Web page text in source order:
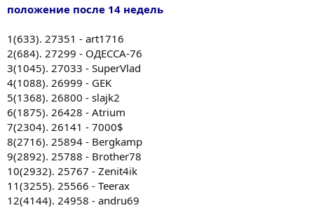
положение после 14 недель
1(633). 27351 - art1716
2(684). 27299 - ОДЕССА-76
3(1045). 27033 - SuperVlad
4(1088). 26999 - GEK
5(1368). 26800 - slajk2
6(1875). 26428 - Atrium
7(2304). 26141 - 7000$
8(2716). 25894 - Bergkamp
9(2892). 25788 - Brother78
10(2932). 25767 - Zenit4ik
11(3255). 25566 - Teerax
12(4144). 24958 - andru69